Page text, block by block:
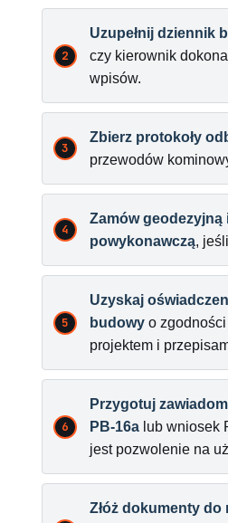
Uzupełnij dziennik
czy kierownik
wpisów.
Zbierz protokoły
przewodów
Zamów geodezyjną
powykonawczą,
Uzyskaj
budowy o
projektem i
Przygotuj
PB-16a lub wniosek
jest pozwolenie na
Złóż dokumenty do